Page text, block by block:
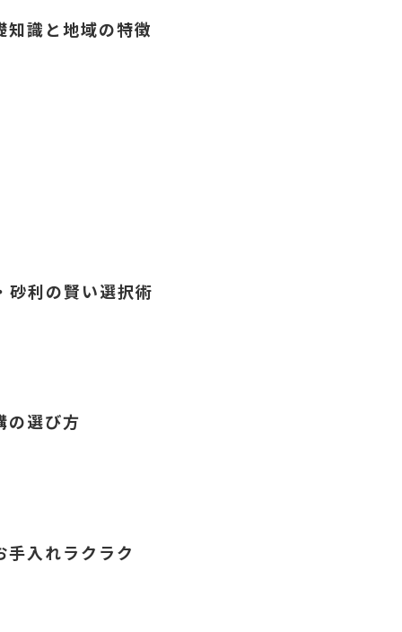
識と地域の特徴
砂利の賢い選択術
の選び方
入れラクラク